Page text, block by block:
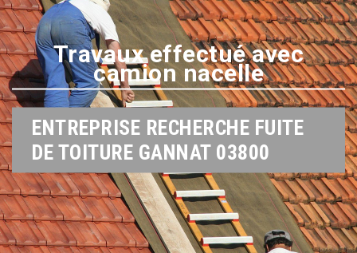
Travaux effectué avec
camion nacelle
ENTREPRISE RECHERCHE FUITE
DE TOITURE GANNAT 03800